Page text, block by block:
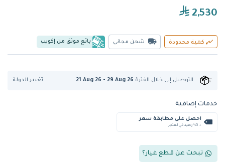
2,530
كمية محدودة شحن مجاني بائع موثق من إكويب
التوصيل إلى خلال الفترة 21 Aug 26 - 29 Aug 26 تغيير الدولة
خدمات إضافية
احصل على مطابقة سعر
+ %5 رصيد في المتجر
تبحث عن قطع غيار؟